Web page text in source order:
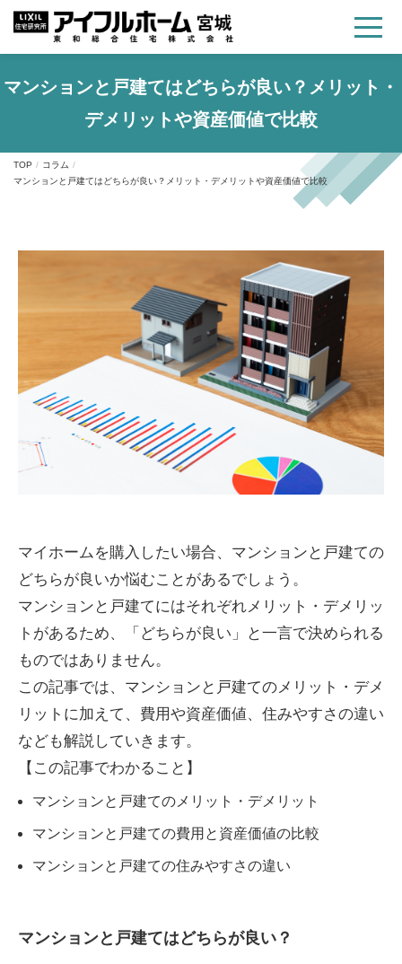
マンションと戸建てはどちらが良い？メリット・
デメリットや資産価値で比較
TOP
コラム
マンションと戸建てはどちらが良い？メリット・デメリットや資産価値で比較
マイホームを購入したい場合、マンションと戸建ての
どちらが良いか悩むことがあるでしょう。
マンションと戸建てにはそれぞれメリット・デメリッ
トがあるため、「どちらが良い」と一言で決められる
ものではありません。
この記事では、マンションと戸建てのメリット・デメ
リットに加えて、費用や資産価値、住みやすさの違い
なども解説していきます。
【この記事でわかること】
マンションと戸建てのメリット・デメリット
マンションと戸建ての費用と資産価値の比較
マンションと戸建ての住みやすさの違い
マンションと戸建てはどちらが良い？